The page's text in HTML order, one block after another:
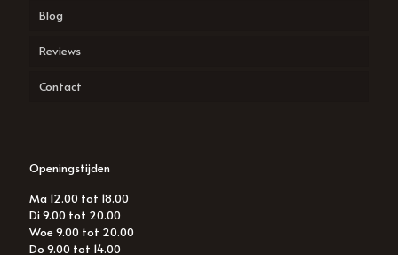
Redken
Blog
Salonvibes
Hairinspiration
Reviews
Contact
Openingstijden
Ma 12.00 tot 18.00
Di 9.00 tot 20.00
Woe 9.00 tot 20.00
Do 9.00 tot 14.00